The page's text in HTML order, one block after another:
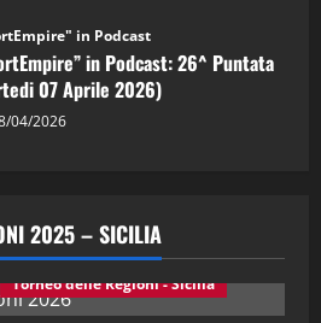
in Podcast
in Podcast: 30^ Puntata
05 Maggio 2026)
05/2026
in Podcast: 29^ Puntata
28 Aprile 2026)
2025 – SICILIA
Torneo delle Regioni - Sicilia